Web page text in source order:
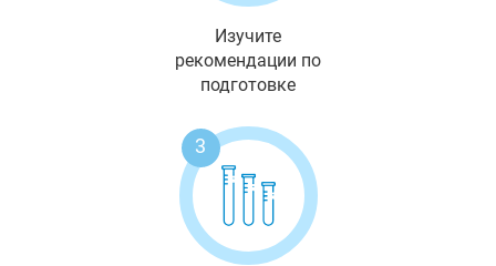
Изучите
рекомендации по
подготовке
3